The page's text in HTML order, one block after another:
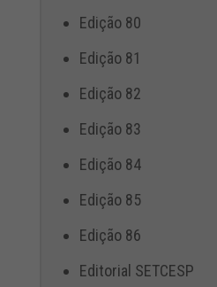
Edição 80
Edição 81
Edição 82
Edição 83
Edição 84
Edição 85
Edição 86
Editorial SETCESP